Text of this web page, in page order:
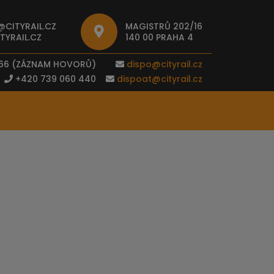
MAGISTRŮ 202/16
140 00 PRAHA 4
(ZÁZNAM HOVORŮ)
dispo@cityrail.cz
+420 739 060 440
dispoat@cityrail.cz